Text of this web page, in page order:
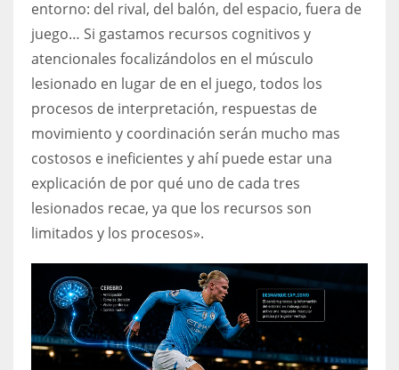
entorno: del rival, del balón, del espacio, fuera de
juego… Si gastamos recursos cognitivos y
atencionales focalizándolos en el músculo
lesionado en lugar de en el juego, todos los
procesos de interpretación, respuestas de
movimiento y coordinación serán mucho mas
costosos e ineficientes y ahí puede estar una
explicación de por qué uno de cada tres
lesionados recae, ya que los recursos son
limitados y los procesos».